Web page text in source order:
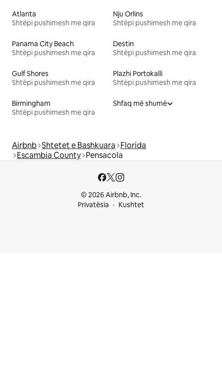
Atlanta
Shtëpi pushimesh me qira
Nju Orlins
Shtëpi pushimesh me qira
Panama City Beach
Shtëpi pushimesh me qira
Destin
Shtëpi pushimesh me qira
Gulf Shores
Shtëpi pushimesh me qira
Plazhi Portokalli
Shtëpi pushimesh me qira
Birmingham
Shtëpi pushimesh me qira
Shfaq më shumë
Airbnb Shtetet e Bashkuara Florida
Escambia County Pensacola
© 2026 Airbnb, Inc.
Privatësia
Kushtet